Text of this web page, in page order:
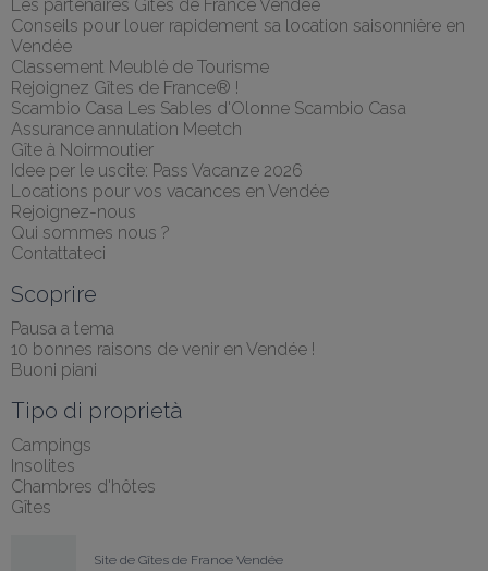
Les partenaires Gites de France Vendée
Conseils pour louer rapidement sa location saisonnière en
Vendée
Classement Meublé de Tourisme
Rejoignez Gîtes de France® !
Scambio Casa Les Sables d'Olonne Scambio Casa
Assurance annulation Meetch
Gîte à Noirmoutier
Idee per le uscite: Pass Vacanze 2026
Locations pour vos vacances en Vendée
Rejoignez-nous
Qui sommes nous ?
Contattateci
Scoprire
Pausa a tema
10 bonnes raisons de venir en Vendée !
Buoni piani
Tipo di proprietà
Campings
Insolites
Chambres d'hôtes
Gîtes
Site de Gîtes de France Vendée